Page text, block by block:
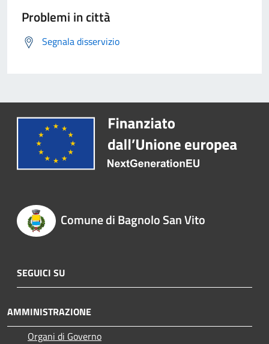
Problemi in città
Segnala disservizio
Comune di Bagnolo San Vito
SEGUICI SU
AMMINISTRAZIONE
Organi di Governo